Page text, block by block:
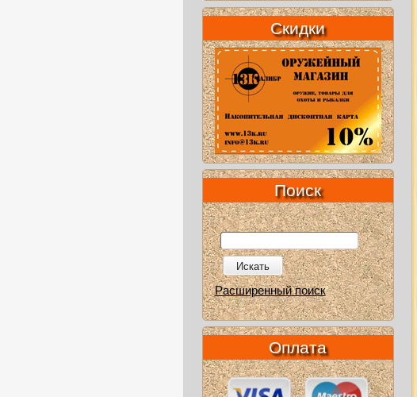
Скидки
Поиск
Искать
Расширенный поиск
Оплата